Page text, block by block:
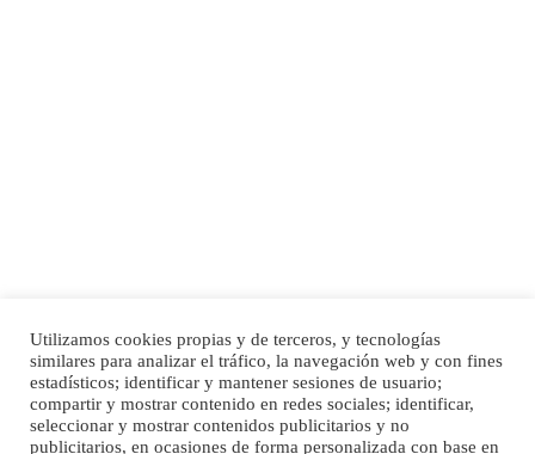
SHIBA PERDIDO AVDA JOSE MESA Y LOPEZ
PERRO MACHO RAZA SHIBA CON MICROCHIP PERDIDO HOY 06/07/2025 ZONA
MESA Y LOPEZ. ES MUY ASUSTADIZO
Leales.org » Gran Canaria | 6.7.2025
Inicio Publicidad
Política de privacidad
Aviso Legal
Cláusula de Cookies
Enlaces de interés
Utilizamos cookies propias y de terceros, y tecnologías
similares para analizar el tráfico, la navegación web y con fines
estadísticos; identificar y mantener sesiones de usuario;
compartir y mostrar contenido en redes sociales; identificar,
seleccionar y mostrar contenidos publicitarios y no
publicitarios, en ocasiones de forma personalizada con base en